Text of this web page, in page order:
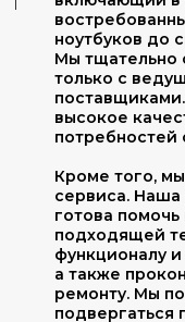
ноутбуков до
Мы тщательно
только с
высокое
потребностей
Кроме того,
сервиса.
готова
подходящей
функционалу
а также
ремонту. Мы
подвергаться